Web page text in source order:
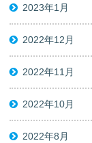
2023年1月
2022年12月
2022年11月
2022年10月
2022年8月